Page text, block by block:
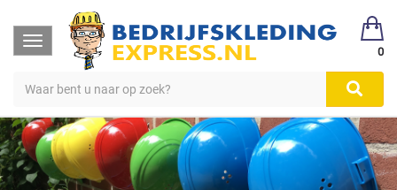
Toggle
navigation
0